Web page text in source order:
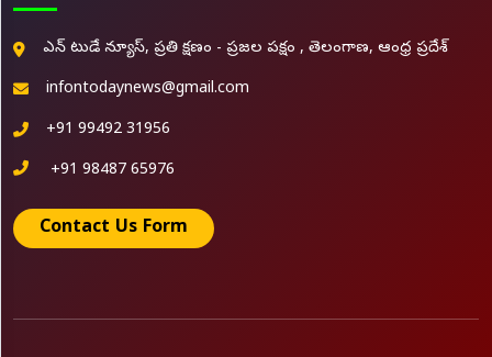
ఎన్ టుడే న్యూస్, ప్రతి క్షణం - ప్రజల పక్షం , తెలంగాణ, ఆంధ్ర ప్రదేశ్
infontodaynews@gmail.com
+91 99492 31956
+91 98487 65976
Contact Us Form